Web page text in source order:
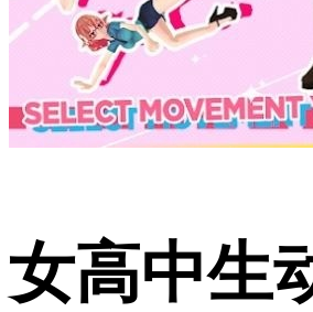
女高中生